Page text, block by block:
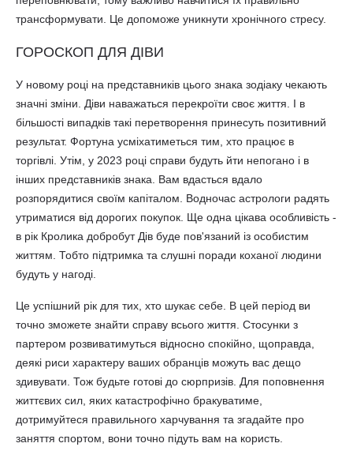
трансформувати. Це допоможе уникнути хронічного стресу.
ГОРОСКОП ДЛЯ ДІВИ
У новому році на представників цього знака зодіаку чекають
значні зміни. Діви наважаться перекроїти своє життя. І в
більшості випадків такі перетворення принесуть позитивний
результат. Фортуна усміхатиметься тим, хто працює в
торгівлі. Утім, у 2023 році справи будуть йти непогано і в
інших представників знака. Вам вдасться вдало
розпорядитися своїм капіталом. Водночас астрологи радять
утриматися від дорогих покупок. Ще одна цікава особливість -
в рік Кролика добробут Дів буде пов'язаний із особистим
життям. Тобто підтримка та слушні поради коханої людини
будуть у нагоді.
Це успішний рік для тих, хто шукає себе. В цей період ви
точно зможете знайти справу всього життя. Стосунки з
партером розвиватимуться відносно спокійно, щоправда,
деякі риси характеру ваших обранців можуть вас дещо
здивувати. Тож будьте готові до сюрпризів. Для поповнення
життєвих сил, яких катастрофічно бракуватиме,
дотримуйтеся правильного харчування та згадайте про
заняття спортом, вони точно підуть вам на користь.